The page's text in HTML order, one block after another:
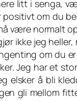
litt i senga,
om du
være normalt
ikke jeg heller,
om du
Jeg har et
elsker å bli
gli mellom